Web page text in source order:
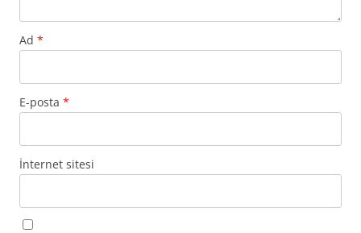
Ad *
E-posta *
İnternet sitesi